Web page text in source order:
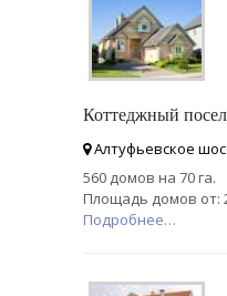
Коттеджный
Алтуфьевское
560 домов на 70 га.
Площадь домов от:
Подробнее…